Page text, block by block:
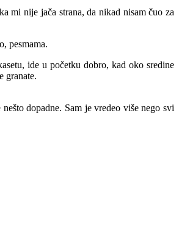
mi nije jača strana, da nikad nisam čuo za
pesmama.
ide u početku dobro, kad oko sredine
granate.
dopadne. Sam je vredeo više nego svi